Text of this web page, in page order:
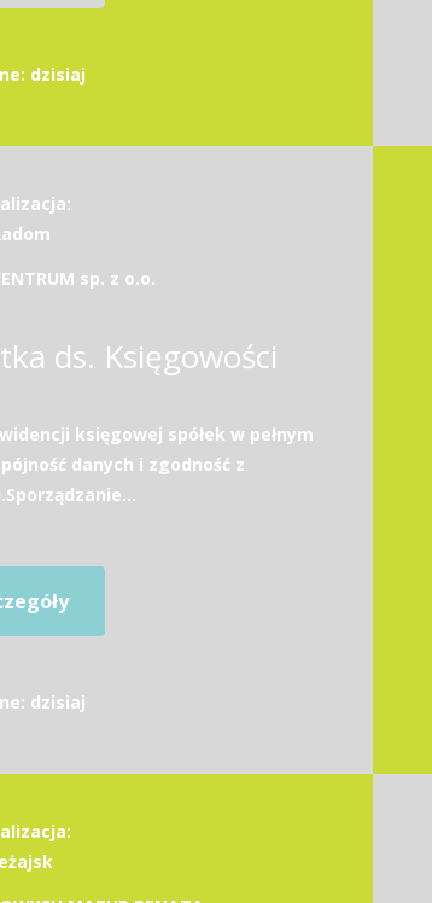
dzisiaj
sp. z o.o.
ds. Księgowości
księgowej spółek w pełnym
danych i zgodność z
dzisiaj